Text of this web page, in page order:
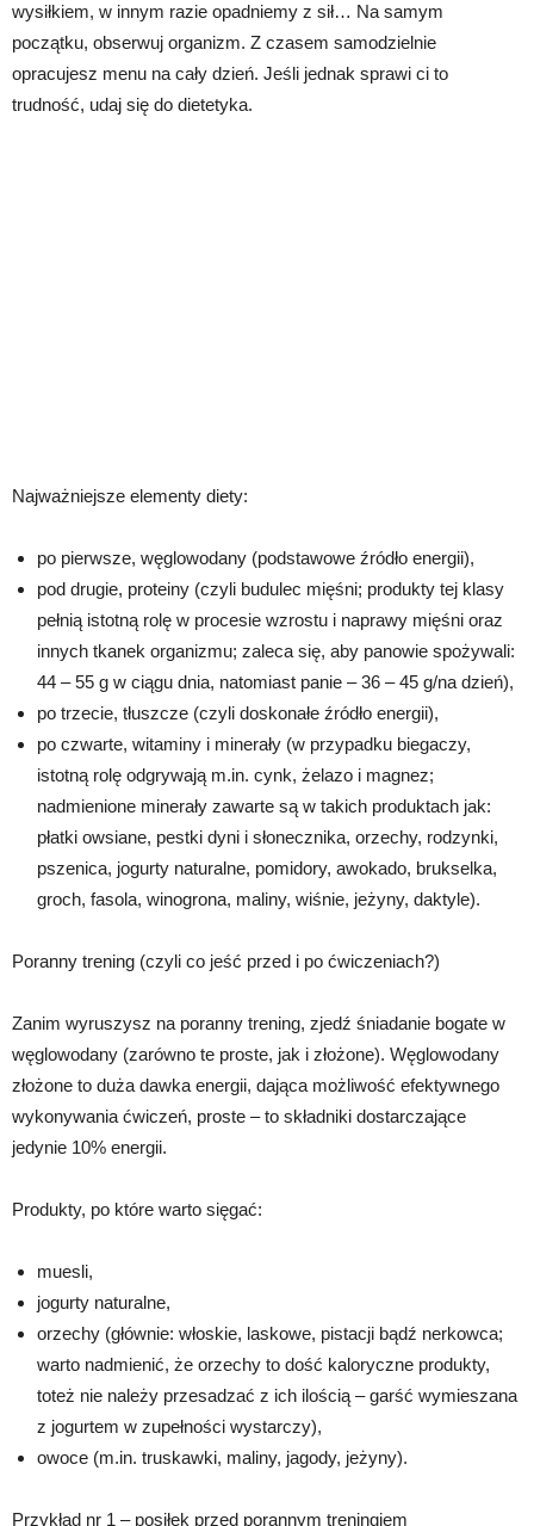
wysiłkiem, w innym razie opadniemy z sił… Na samym
początku, obserwuj organizm. Z czasem samodzielnie
opracujesz menu na cały dzień. Jeśli jednak sprawi ci to
trudność, udaj się do dietetyka.
Najważniejsze elementy diety:
po pierwsze, węglowodany (podstawowe źródło energii),
pod drugie, proteiny (czyli budulec mięśni; produkty tej klasy
pełnią istotną rolę w procesie wzrostu i naprawy mięśni oraz
innych tkanek organizmu; zaleca się, aby panowie spożywali:
44 – 55 g w ciągu dnia, natomiast panie – 36 – 45 g/na dzień),
po trzecie, tłuszcze (czyli doskonałe źródło energii),
po czwarte, witaminy i minerały (w przypadku biegaczy,
istotną rolę odgrywają m.in. cynk, żelazo i magnez;
nadmienione minerały zawarte są w takich produktach jak:
płatki owsiane, pestki dyni i słonecznika, orzechy, rodzynki,
pszenica, jogurty naturalne, pomidory, awokado, brukselka,
groch, fasola, winogrona, maliny, wiśnie, jeżyny, daktyle).
Poranny trening (czyli co jeść przed i po ćwiczeniach?)
Zanim wyruszysz na poranny trening, zjedź śniadanie bogate w
węglowodany (zarówno te proste, jak i złożone). Węglowodany
złożone to duża dawka energii, dająca możliwość efektywnego
wykonywania ćwiczeń, proste – to składniki dostarczające
jedynie 10% energii.
Produkty, po które warto sięgać:
muesli,
jogurty naturalne,
orzechy (głównie: włoskie, laskowe, pistacji bądź nerkowca;
warto nadmienić, że orzechy to dość kaloryczne produkty,
toteż nie należy przesadzać z ich ilością – garść wymieszana
z jogurtem w zupełności wystarczy),
owoce (m.in. truskawki, maliny, jagody, jeżyny).
Przykład nr 1 – posiłek przed porannym treningiem